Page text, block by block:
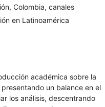
Colombia, canales
en Latinoamérica
académica sobre la
un balance en el
los análisis, descentrando